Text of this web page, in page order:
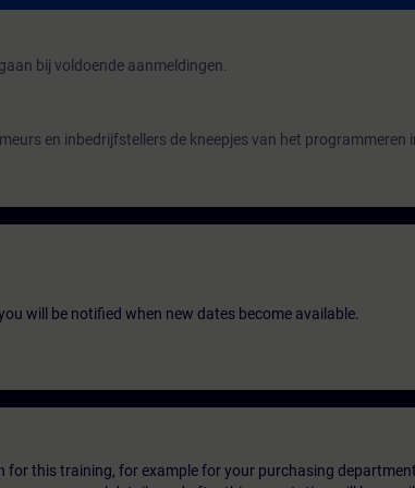
bij voldoende aanmeldingen.
en inbedrijfstellers de kneepjes van het programmeren
will be notified when new dates become available.
this training, for example for your purchasing